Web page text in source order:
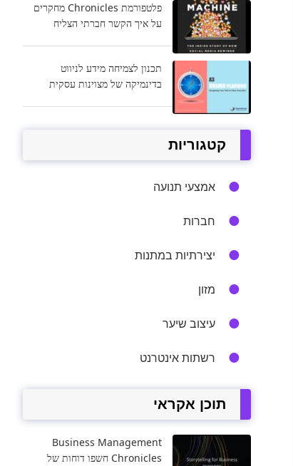
פלטפורמת Chronicles מחקרים
על איך הקשר חברתי הצליח
תכנון לצמיחה מידע לניווט
בדינמיקה של מצוינות עסקית
קטגוריות
אמצעי תנועה
חברות
יצירתיות במתנות
מזון
עיצוב שיער
רשתות אינטרנט
תוכן אקראי
Business Management
Chronicles חשפו דוחות של